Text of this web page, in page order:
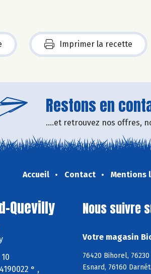
Imprimer la recette
Restons en
....et retrouvez nos offres,
Accueil Contact Mentions
Quevilly
° ,
Nous suivre
Votre magasin
76420 Bihorel,
Esnard, 76160